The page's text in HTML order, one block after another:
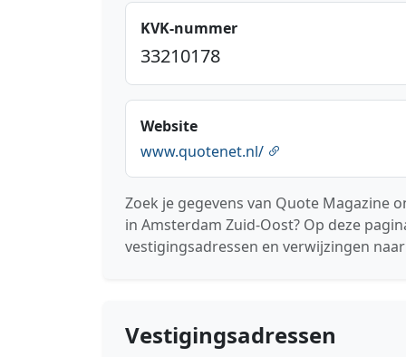
KVK-nummer
33210178
Website
www.quotenet.nl/
Zoek je gegevens van Quote Magazine
in Amsterdam Zuid-Oost? Op deze
vestigingsadressen en verwijzingen
Vestigingsadressen